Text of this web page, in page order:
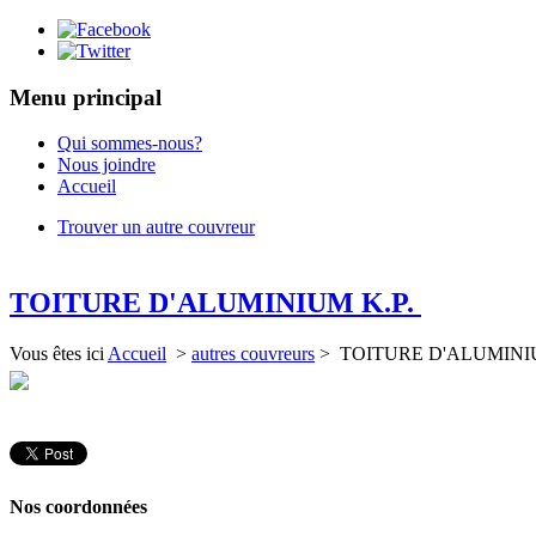
Menu principal
Qui sommes-nous?
Nous joindre
Accueil
Trouver un autre couvreur
TOITURE D'ALUMINIUM K.P.
Vous êtes ici Accueil > autres couvreurs > TOITURE
Nos coordonnées